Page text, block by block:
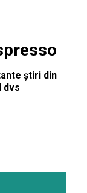
știri din
dvs